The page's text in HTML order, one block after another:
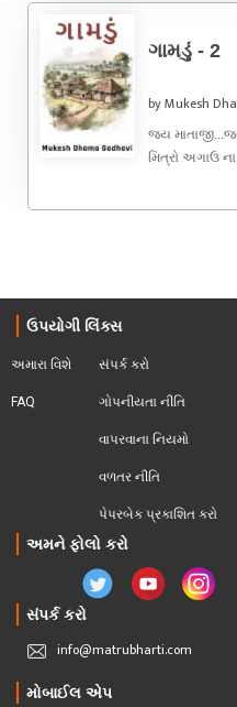
ગામડું - 2
by Mukesh
જય માતાજી...જય
મિત્રો અગાઉ
ઉપયોગી લિંક્સ
અમારા વિશે
FAQ
સંપર્ક કરો
ગોપનીયતા નીતિ
વાપરવાના નિયમો
વળતર નીતિ
પેપરબેક પ્રકાશિત કરો
અમને ફોલો કરો
સંપર્ક કરો
info@matrubharti.com
મોબાઈલ એપ